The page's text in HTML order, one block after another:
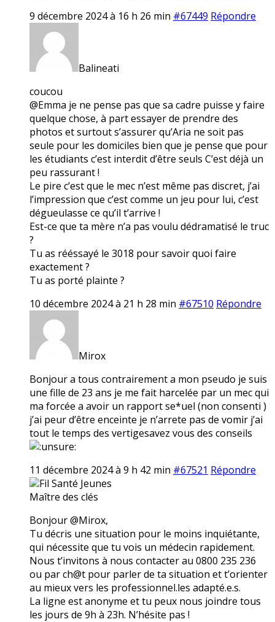
9 décembre 2024 à 16 h 26 min #67449 Répondre
Balineati
coucou
@Emma je ne pense pas que sa cadre puisse y faire
quelque chose, à part essayer de prendre des
photos et surtout s’assurer qu’Aria ne soit pas
seule pour les domiciles bien que je pense que pour
les étudiants c’est interdit d’être seuls C’est déjà un
peu rassurant !
Le pire c’est que le mec n’est même pas discret, j’ai
l’impression que c’est comme un jeu pour lui, c’est
dégueulasse ce qu’il t’arrive !
Est-ce que ta mère n’a pas voulu dédramatisé le truc
?
Tu as rééssayé le 3018 pour savoir quoi faire
exactement ?
Tu as porté plainte ?
10 décembre 2024 à 21 h 28 min #67510 Répondre
Mirox
Bonjour a tous contrairement a mon pseudo je suis
une fille de 23 ans je me fait harcelée par un mec qui
ma forcée a avoir un rapport se*uel (non consenti )
j’ai peur d’être enceinte je n’arrete pas de vomir j’ai
tout le temps des vertigesavez vous des conseils
11 décembre 2024 à 9 h 42 min #67521 Répondre
Fil Santé Jeunes
Maître des clés
Bonjour @Mirox,
Tu décris une situation pour le moins inquiétante,
qui nécessite que tu vois un médecin rapidement.
Nous t’invitons à nous contacter au 0800 235 236
ou par ch@t pour parler de ta situation et t’orienter
au mieux vers les professionnel.les adapté.e.s.
La ligne est anonyme et tu peux nous joindre tous
les jours de 9h à 23h. N’hésite pas !